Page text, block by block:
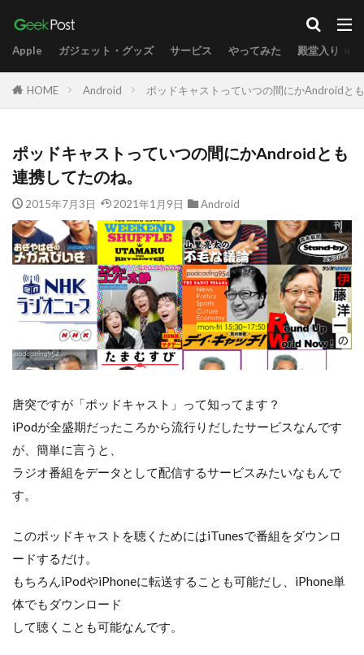
Apple ガジェット・グッズ サービス やってみた 殿堂入り
HOME Android ポッドキャストっていつの間にかAndroidと
ポッドキャストっていつの間にかAndroidとも
連携してたのね。
2015年7月3日 2021年1月9日 Android
唐突ですが「ポッドキャスト」って知ってます？
iPodが全盛期だったころから流行りだしたサービスなんです
が、簡単に言うと、
ラジオ番組をデータとして配信するサービスみたいなもんで
す。
このポッドキャストを聴くためにはiTunesで番組をダウンロ
ードするだけ。
もちろんiPodやiPhoneに転送することも可能だし、iPhone単
体でもダウンロード
して聴くことも可能なんです。